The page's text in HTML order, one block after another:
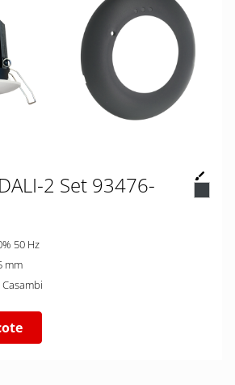
2 Set 93476-
50 Hz
85 mm
App Casambi